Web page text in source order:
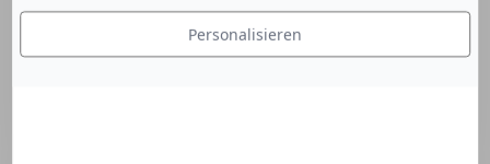
zur Homogenität oder Stabilität bei.
Personalisieren